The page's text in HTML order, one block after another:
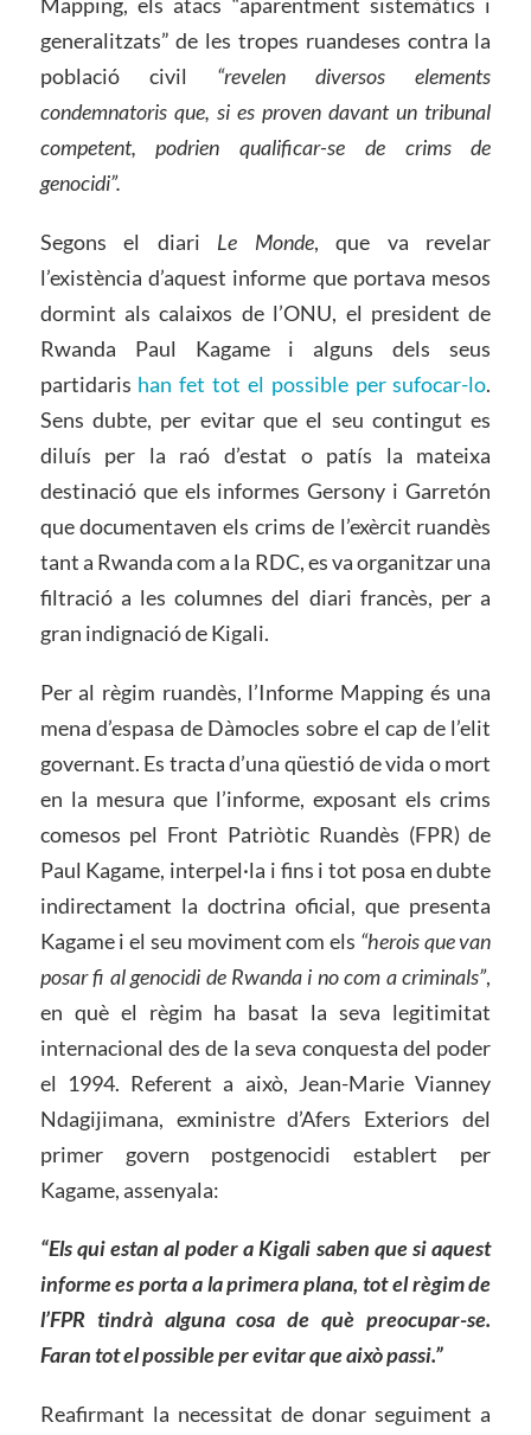
generalitzats” de les tropes ruandeses contra la
població civil “revelen diversos elements
condemnatoris que, si es proven davant un tribunal
competent, podrien qualificar-se de crims de
genocidi”.
Segons el diari Le Monde, que va revelar
l’existència d’aquest informe que portava mesos
dormint als calaixos de l’ONU, el president de
Rwanda Paul Kagame i alguns dels seus
partidaris han fet tot el possible per sufocar-lo.
Sens dubte, per evitar que el seu contingut es
diluís per la raó d’estat o patís la mateixa
destinació que els informes Gersony i Garretón
que documentaven els crims de l’exèrcit ruandès
tant a Rwanda com a la RDC, es va organitzar una
filtració a les columnes del diari francès, per a
gran indignació de Kigali.
Per al règim ruandès, l’Informe Mapping és una
mena d’espasa de Dàmocles sobre el cap de l’elit
governant. Es tracta d’una qüestió de vida o mort
en la mesura que l’informe, exposant els crims
comesos pel Front Patriòtic Ruandès (FPR) de
Paul Kagame, interpel·la i fins i tot posa en dubte
indirectament la doctrina oficial, que presenta
Kagame i el seu moviment com els “herois que van
posar fi al genocidi de Rwanda i no com a criminals”,
en què el règim ha basat la seva legitimitat
internacional des de la seva conquesta del poder
el 1994. Referent a això, Jean-Marie Vianney
Ndagijimana, exministre d’Afers Exteriors del
primer govern postgenocidi establert per
Kagame, assenyala:
“Els qui estan al poder a Kigali saben que si aquest
informe es porta a la primera plana, tot el règim de
l’FPR tindrà alguna cosa de què preocupar-se.
Faran tot el possible per evitar que això passi.”
Reafirmant la necessitat de donar seguiment a